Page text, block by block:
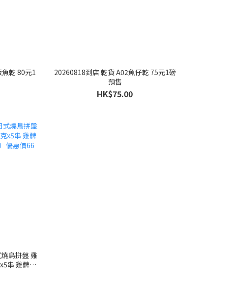
乾 80元1
20260818到店 乾貨 A02魚仔乾 75元1磅
預售
HK$75.00
鳥拼盤 雞
串 雞髀肉
價66元1